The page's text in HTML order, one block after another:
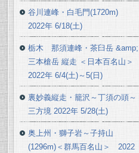
谷川連峰・白毛門(1720m)
2022年 6/18(土)
栃木 那須連峰・茶臼岳 &amp;
三本槍岳 縦走 ＜日本百名山＞
2022年 6/4(土)～5(日)
裏妙義縦走・籠沢～丁須の頭～
三方境 2022年 5/28(土)
奥上州・獅子岩～子持山
(1296m)＜群馬百名山＞ 2022